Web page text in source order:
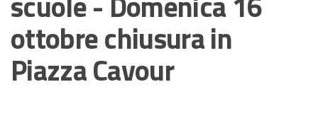
ottobre chiusura in
Piazza Cavour